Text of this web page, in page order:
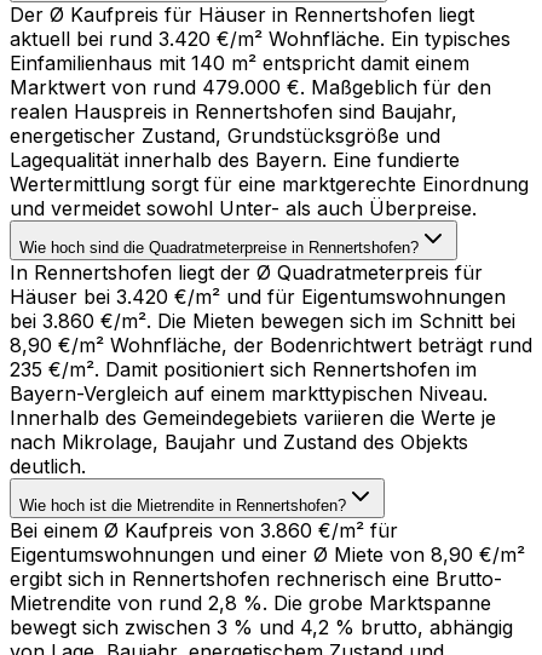
Der Ø Kaufpreis für Häuser in Rennertshofen liegt
aktuell bei rund 3.420 €/m² Wohnfläche. Ein typisches
Einfamilienhaus mit 140 m² entspricht damit einem
Marktwert von rund 479.000 €. Maßgeblich für den
realen Hauspreis in Rennertshofen sind Baujahr,
energetischer Zustand, Grundstücksgröße und
Lagequalität innerhalb des Bayern. Eine fundierte
Wertermittlung sorgt für eine marktgerechte Einordnung
und vermeidet sowohl Unter- als auch Überpreise.
Wie hoch sind die Quadratmeterpreise in Rennertshofen?
In Rennertshofen liegt der Ø Quadratmeterpreis für
Häuser bei 3.420 €/m² und für Eigentumswohnungen
bei 3.860 €/m². Die Mieten bewegen sich im Schnitt bei
8,90 €/m² Wohnfläche, der Bodenrichtwert beträgt rund
235 €/m². Damit positioniert sich Rennertshofen im
Bayern-Vergleich auf einem markttypischen Niveau.
Innerhalb des Gemeindegebiets variieren die Werte je
nach Mikrolage, Baujahr und Zustand des Objekts
deutlich.
Wie hoch ist die Mietrendite in Rennertshofen?
Bei einem Ø Kaufpreis von 3.860 €/m² für
Eigentumswohnungen und einer Ø Miete von 8,90 €/m²
ergibt sich in Rennertshofen rechnerisch eine Brutto-
Mietrendite von rund 2,8 %. Die grobe Marktspanne
bewegt sich zwischen 3 % und 4,2 % brutto, abhängig